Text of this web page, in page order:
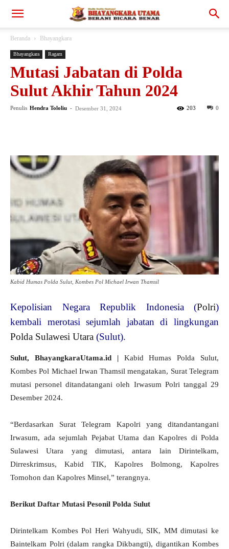
Beranda Bhayangkara
Bhayangkara Ragam
Mutasi Jabatan di Polda
Sulut Akhir Tahun 2024
Penulis Hendra Tololiu - Desember 31, 2024 0
203
Kabid Humas Polda Sulut, Kombes Pol Michael Irwan Thamsil
Kepolisian Negara Republik Indonesia (Polri)
kembali merotasi sejumlah jabatan di lingkungan
Polda Sulawesi Utara (Sulut).
Sulut, BhayangkaraUtama.id |Kabid Humas Polda Sulut,
Kombes Pol Michael Irwan Thamsil mengatakan, Surat Telegram
mutasi personel ditandatangani oleh Irwasum Polri tanggal 29
Desember 2024.
“Berdasarkan Surat Telegram Kapolri yang ditandantangani
Irwasum, ada sejumlah Pejabat Utama dan Kapolres di Polda
Sulawesi Utara yang dimutasi, antara lain Dirintelkam,
Dirreskrimsus, Kabid TIK, Kapolres Bolmong, Kapolres
Tomohon dan Kapolres Minsel,” terangnya.
Berikut Daftar Mutasi Pesonil Polda Sulut
Dirintelkam Kombes Pol Heri Wahyudi, SIK, MM dimutasi ke
Baintelkam Polri (dalam rangka Dikbangti), digantikan Kombes